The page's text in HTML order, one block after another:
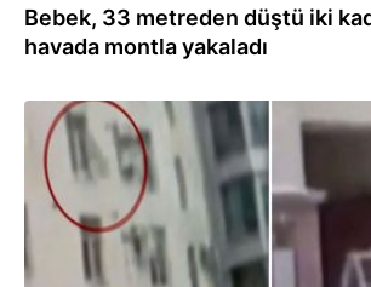
Bebek, 33 metreden düştü iki
havada montla yakaladı
26.02.2026